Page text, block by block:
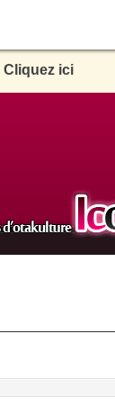
Cliquez ici